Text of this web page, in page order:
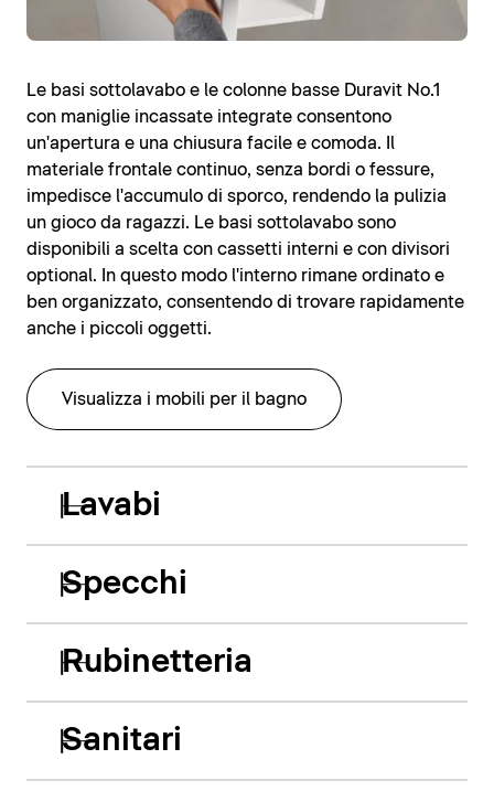
Le basi sottolavabo e le colonne basse Duravit No.1
con maniglie incassate integrate consentono
un'apertura e una chiusura facile e comoda. Il
materiale frontale continuo, senza bordi o fessure,
impedisce l'accumulo di sporco, rendendo la pulizia
un gioco da ragazzi. Le basi sottolavabo sono
disponibili a scelta con cassetti interni e con divisori
optional. In questo modo l'interno rimane ordinato e
ben organizzato, consentendo di trovare rapidamente
anche i piccoli oggetti.
Visualizza i mobili per il bagno
Lavabi
Specchi
Rubinetteria
Sanitari